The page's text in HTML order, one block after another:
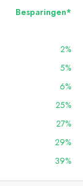
Besparingen*
2%
5%
6%
25%
27%
29%
39%